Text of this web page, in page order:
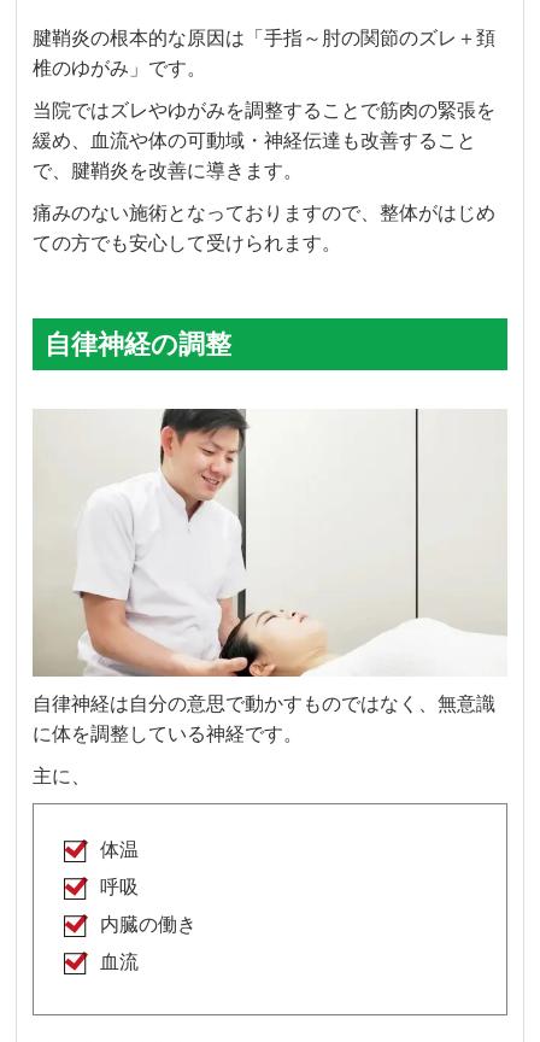
腱鞘炎の根本的な原因は「手指～肘の関節のズレ＋頚
椎のゆがみ」です。
当院ではズレやゆがみを調整することで筋肉の緊張を
緩め、血流や体の可動域・神経伝達も改善すること
で、腱鞘炎を改善に導きます。
痛みのない施術となっておりますので、整体がはじめ
ての方でも安心して受けられます。
自律神経の調整
自律神経は自分の意思で動かすものではなく、無意識
に体を調整している神経です。
主に、
体温
呼吸
内臓の働き
血流